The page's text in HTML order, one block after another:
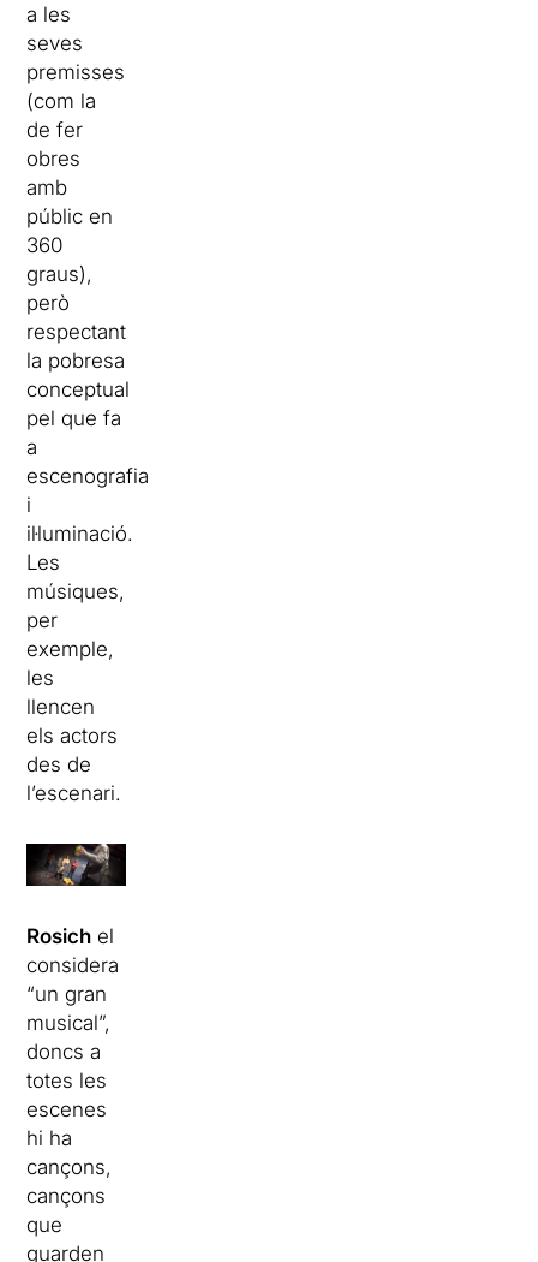
a les
seves
premisses
(com la
de fer
obres
amb
públic en
360
graus),
però
respectant
la pobresa
conceptual
pel que fa
a
escenografia
i
il·luminació.
Les
músiques,
per
exemple,
les
llencen
els actors
des de
l’escenari.
Rosich el
considera
“un gran
musical”,
doncs a
totes les
escenes
hi ha
cançons,
cançons
que
guarden